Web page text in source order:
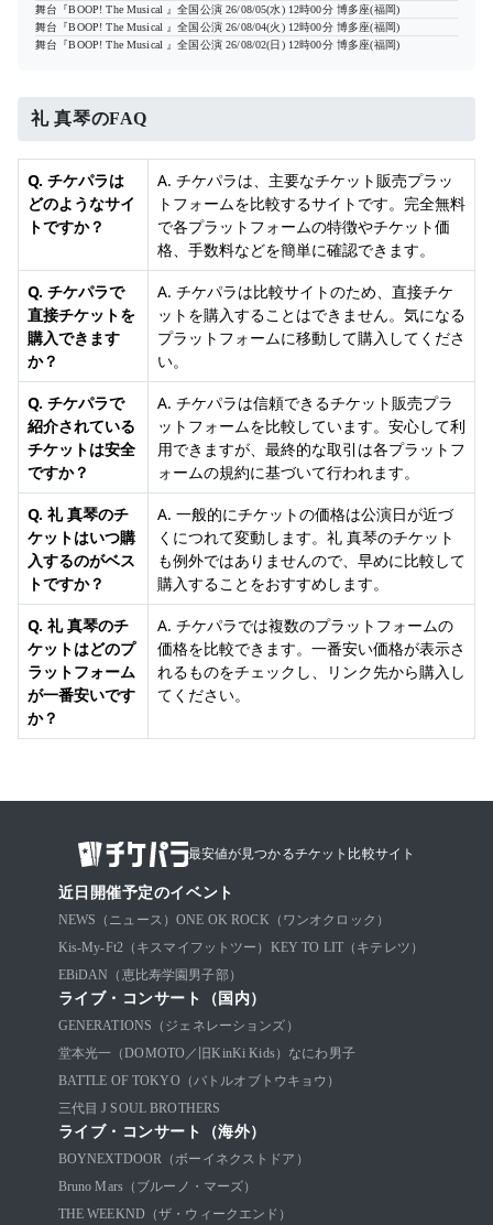
舞台『BOOP! The Musical 』全国公演 26/08/05(水) 12時00分 博多座(福岡)
舞台『BOOP! The Musical 』全国公演 26/08/04(火) 12時00分 博多座(福岡)
舞台『BOOP! The Musical 』全国公演 26/08/02(日) 12時00分 博多座(福岡)
礼 真琴のFAQ
Q. チケパラは
どのようなサイ
トですか？
A. チケパラは、主要なチケット販売プラッ
トフォームを比較するサイトです。完全無料
で各プラットフォームの特徴やチケット価
格、手数料などを簡単に確認できます。
Q. チケパラで
直接チケットを
購入できます
か？
A. チケパラは比較サイトのため、直接チケ
ットを購入することはできません。気になる
プラットフォームに移動して購入してくださ
い。
Q. チケパラで
紹介されている
チケットは安全
ですか？
A. チケパラは信頼できるチケット販売プラ
ットフォームを比較しています。安心して利
用できますが、最終的な取引は各プラットフ
ォームの規約に基づいて行われます。
Q. 礼 真琴のチ
ケットはいつ購
入するのがベス
トですか？
A. 一般的にチケットの価格は公演日が近づ
くにつれて変動します。礼 真琴のチケット
も例外ではありませんので、早めに比較して
購入することをおすすめします。
Q. 礼 真琴のチ
ケットはどのプ
ラットフォーム
が一番安いです
か？
A. チケパラでは複数のプラットフォームの
価格を比較できます。一番安い価格が表示さ
れるものをチェックし、リンク先から購入し
てください。
最安値が見つかるチケット比較サイト
近日開催予定のイベント
NEWS（ニュース） ONE OK ROCK（ワンオクロック）
Kis-My-Ft2（キスマイフットツー） KEY TO LIT（キテレツ）
EBiDAN（恵比寿学園男子部）
ライブ・コンサート（国内）
GENERATIONS（ジェネレーションズ）
堂本光一（DOMOTO／旧KinKi Kids） なにわ男子
BATTLE OF TOKYO（バトルオブトウキョウ）
三代目 J SOUL BROTHERS
ライブ・コンサート（海外）
BOYNEXTDOOR（ボーイネクストドア）
Bruno Mars（ブルーノ・マーズ）
THE WEEKND（ザ・ウィークエンド）